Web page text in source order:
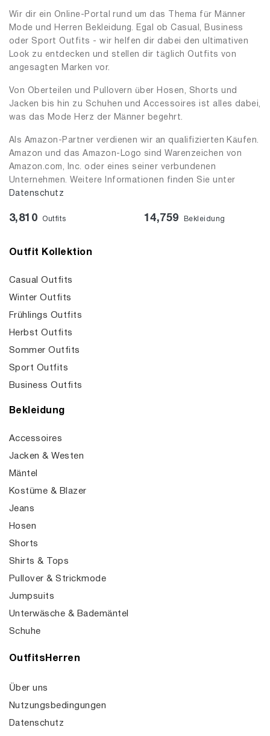
Wir dir ein Online-Portal rund um das Thema für Männer
Mode und Herren Bekleidung. Egal ob Casual, Business
oder Sport Outfits - wir helfen dir dabei den ultimativen
Look zu entdecken und stellen dir täglich Outfits von
angesagten Marken vor.
Von Oberteilen und Pullovern über Hosen, Shorts und
Jacken bis hin zu Schuhen und Accessoires ist alles dabei,
was das Mode Herz der Männer begehrt.
Als Amazon-Partner verdienen wir an qualifizierten Käufen.
Amazon und das Amazon-Logo sind Warenzeichen von
Amazon.com, Inc. oder eines seiner verbundenen
Unternehmen. Weitere Informationen finden Sie unter
Datenschutz
3,810 Outfits 14,759 Bekleidung
Outfit Kollektion
Casual Outfits
Winter Outfits
Frühlings Outfits
Herbst Outfits
Sommer Outfits
Sport Outfits
Business Outfits
Bekleidung
Accessoires
Jacken & Westen
Mäntel
Kostüme & Blazer
Jeans
Hosen
Shorts
Shirts & Tops
Pullover & Strickmode
Jumpsuits
Unterwäsche & Bademäntel
Schuhe
OutfitsHerren
Über uns
Nutzungsbedingungen
Datenschutz